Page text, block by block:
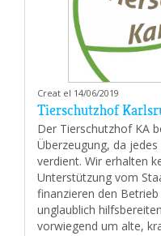
Creat el 14/06/2019
Tierschutzhof
Der Tierschutzhof KA
Überzeugung, da
verdient. Wir erhalten
Unterstützung vom
finanzieren den
unglaublich
vorwiegend um alte,